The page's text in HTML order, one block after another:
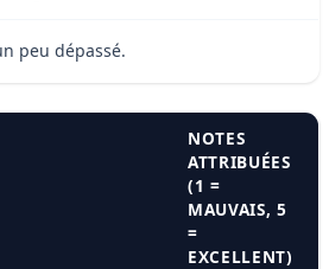
peu dépassé.
NOTES
ATTRIBUÉES
(1 =
MAUVAIS, 5
=
EXCELLENT)